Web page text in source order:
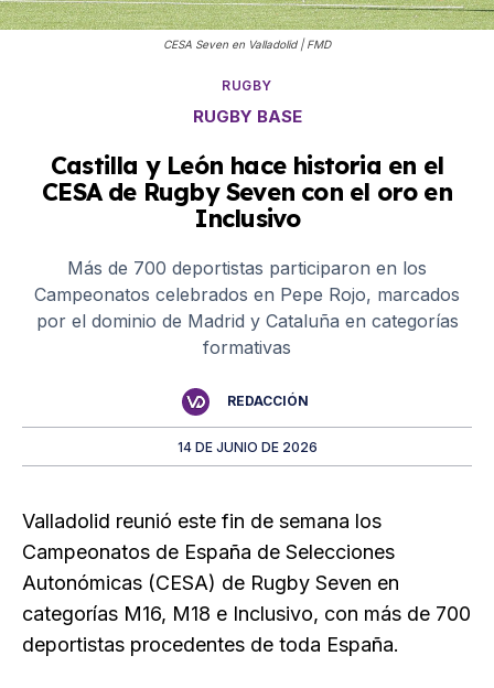
CESA Seven en Valladolid | FMD
RUGBY
RUGBY BASE
Castilla y León hace historia en el
CESA de Rugby Seven con el oro en
Inclusivo
Más de 700 deportistas participaron en los
Campeonatos celebrados en Pepe Rojo, marcados
por el dominio de Madrid y Cataluña en categorías
formativas
REDACCIÓN
14 DE JUNIO DE 2026
Valladolid reunió este fin de semana los
Campeonatos de España de Selecciones
Autonómicas (CESA) de Rugby Seven en
categorías M16, M18 e Inclusivo, con más de 700
deportistas procedentes de toda España.